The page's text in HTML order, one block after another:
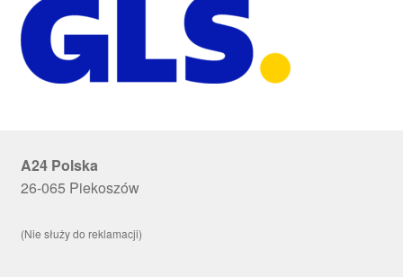
A24 Polska
26-065 Piekoszów
(Nie służy do reklamacji)